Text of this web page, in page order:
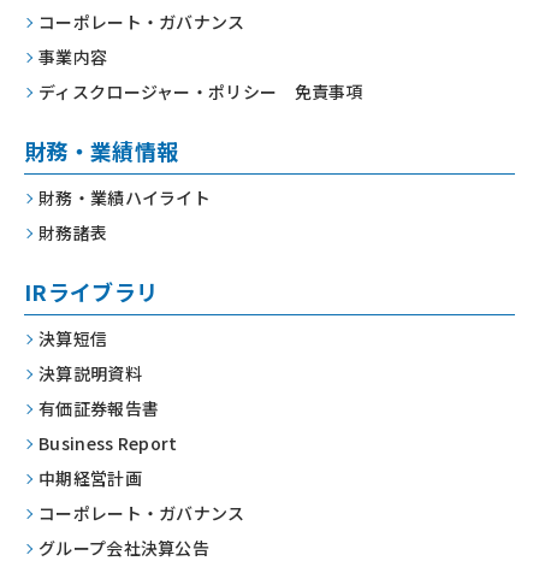
コーポレート・ ガバナンス
事業内容
ディスクロージャー・ポリシー 免責事項
財務・業績情報
財務・業績ハイライト
財務諸表
IRライブラリ
決算短信
決算説明資料
有価証券報告書
Business Report
中期経営計画
コーポレート・ ガバナンス
グループ会社決算公告